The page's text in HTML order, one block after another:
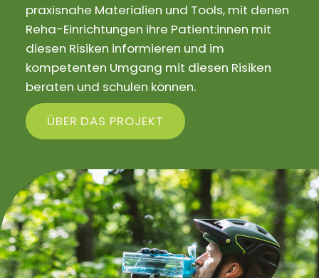
praxisnahe Materialien und Tools, mit denen
Reha-Einrichtungen ihre Patient:innen mit
diesen Risiken informieren und im
kompetenten Umgang mit diesen Risiken
beraten und schulen können.
ÜBER DAS PROJEKT